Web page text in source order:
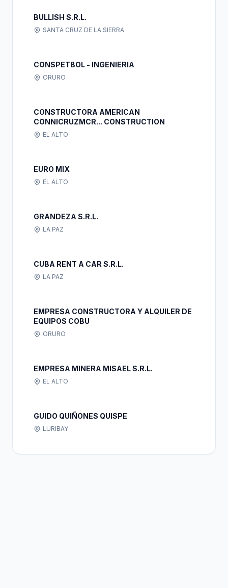
BULLISH S.R.L.
SANTA CRUZ DE LA SIERRA
CONSPETBOL - INGENIERIA
ORURO
CONSTRUCTORA AMERICAN
CONNICRUZMCR... CONSTRUCTION
EL ALTO
EURO MIX
EL ALTO
GRANDEZA S.R.L.
LA PAZ
CUBA RENT A CAR S.R.L.
LA PAZ
EMPRESA CONSTRUCTORA Y ALQUILER DE
EQUIPOS COBU
ORURO
EMPRESA MINERA MISAEL S.R.L.
EL ALTO
GUIDO QUIÑONES QUISPE
LURIBAY